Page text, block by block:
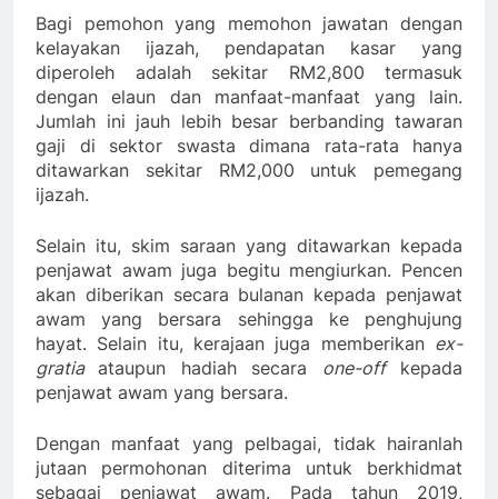
Bagi pemohon yang memohon jawatan dengan
kelayakan ijazah, pendapatan kasar yang
diperoleh adalah sekitar RM2,800 termasuk
dengan elaun dan manfaat-manfaat yang lain.
Jumlah ini jauh lebih besar berbanding tawaran
gaji di sektor swasta dimana rata-rata hanya
ditawarkan sekitar RM2,000 untuk pemegang
ijazah.
Selain itu, skim saraan yang ditawarkan kepada
penjawat awam juga begitu mengiurkan. Pencen
akan diberikan secara bulanan kepada penjawat
awam yang bersara sehingga ke penghujung
hayat. Selain itu, kerajaan juga memberikan ex-
gratiaataupun hadiah secara one-offkepada
penjawat awam yang bersara.
Dengan manfaat yang pelbagai, tidak hairanlah
jutaan permohonan diterima untuk berkhidmat
sebagai penjawat awam. Pada tahun 2019,